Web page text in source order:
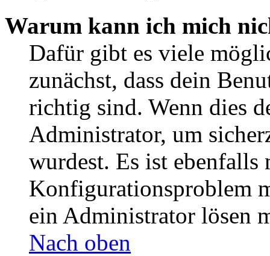
Warum kann ich mich
Dafür gibt es viele
zunächst, dass dein
richtig sind. Wenn dies
Administrator, um
wurdest. Es ist ebenfalls
Konfigurationsproblem
ein Administrator lösen
Nach oben